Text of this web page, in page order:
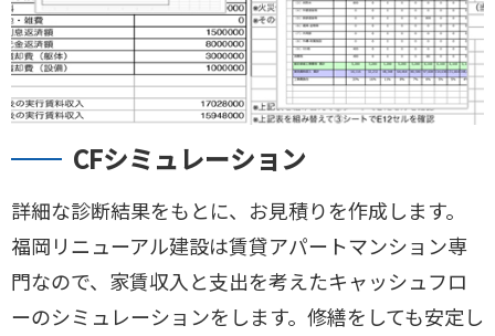
CFシミュレーション
詳細な診断結果をもとに、お見積りを作成します。
福岡リニューアル建設は賃貸アパートマンション専
門なので、家賃収入と支出を考えたキャッシュフロ
ーのシミュレーションをします。修繕をしても安定し